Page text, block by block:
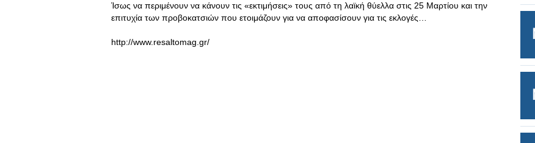
Ίσως να περιμένουν να κάνουν τις «εκτιμήσεις» τους από τη λαϊκή θύελλα στις 25 Μαρτίου και την
επιτυχία των προβοκατσιών που ετοιμάζουν για να αποφασίσουν για τις εκλογές…
http://www.resaltomag.gr/